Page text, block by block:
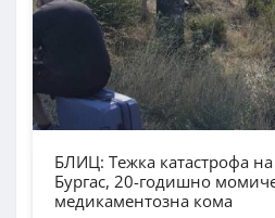
БЛИЦ: Тежка катастрофа
Бургас, 20-годишно
медикаментозна кома